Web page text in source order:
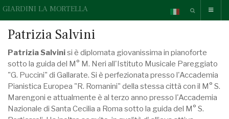
GIARDINI LA MORTELLA
Patrizia Salvini
Patrizia Salvinisi è diplomata giovanissima in pianoforte
sotto la guida del M° M. Neri all'Istituto Musicale Pareggiato
"G. Puccini" di Gallarate. Si è perfezionata presso l'Accademia
Pianistica Europea "R. Romanini" della stessa città con il M° S.
Marengoni e attualmente è al terzo anno presso l'Accademia
Nazionale di Santa Cecilia a Roma sotto la guida del M° S.